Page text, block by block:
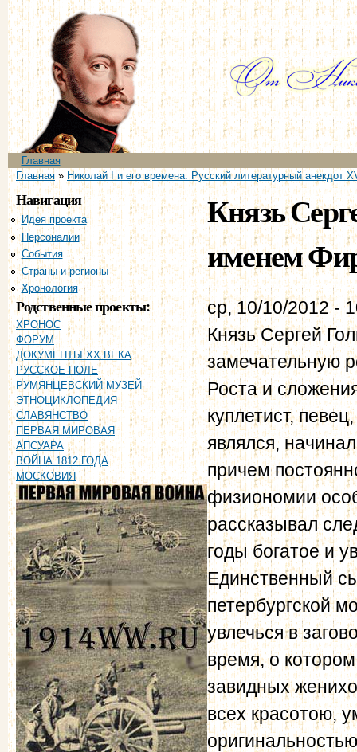
Главное меню
Главная
Вы здесь
Главная» Николай I и его времена. Русский литературный анекдот
Навигация
Идея проекта
Персоналии
События
Страны и регионы
Хронология
Родственные проекты:
ХРОНОС
ФОРУМ
ДОКУМЕНТЫ XX ВЕКА
РУССКОЕ ПОЛЕ
РУМЯНЦЕВСКИЙ МУЗЕЙ
ЭТНОЦИКЛОПЕДИЯ
СЛАВЯНСТВО
ПЕРВАЯ МИРОВАЯ
АПСУАРА
ВОЙНА 1812 ГОДА
МОСКОВИЯ
Князь
именем
ср, 10/10/2012 -
Князь Сергей
замечательную
Роста и
куплетист,
являлся,
причем
физиономии
рассказывал
годы богатое и
Единственный
петербургской
увлечься в
время, о
завидных
всех красотою,